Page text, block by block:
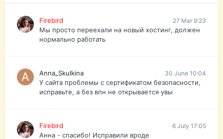
Firebird 27 Mar 9:23
Мы просто переехали на новый хостинг, должен
нормально работать
Anna_Skulkina 30 June 10:04
У сайта проблемы с сертификатом безопасности,
исправьте, а без впн не открывается увы
Firebird 6 July 17:05
Анна - спасибо! Исправили вроде